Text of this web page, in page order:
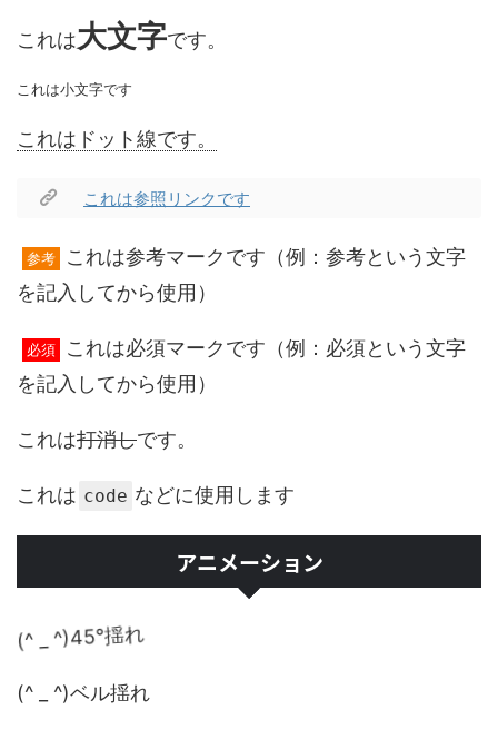
これは大文字です。
これは小文字です
これはドット線です。
これは参照リンクです
参考
これは参考マークです（例：参考という文字
を記入してから使用）
必須
これは必須マークです（例：必須という文字
を記入してから使用）
これは打消しです。
これは code などに使用します
アニメーション
(^ _ ^)45°揺れ
(^ _ ^)ベル揺れ